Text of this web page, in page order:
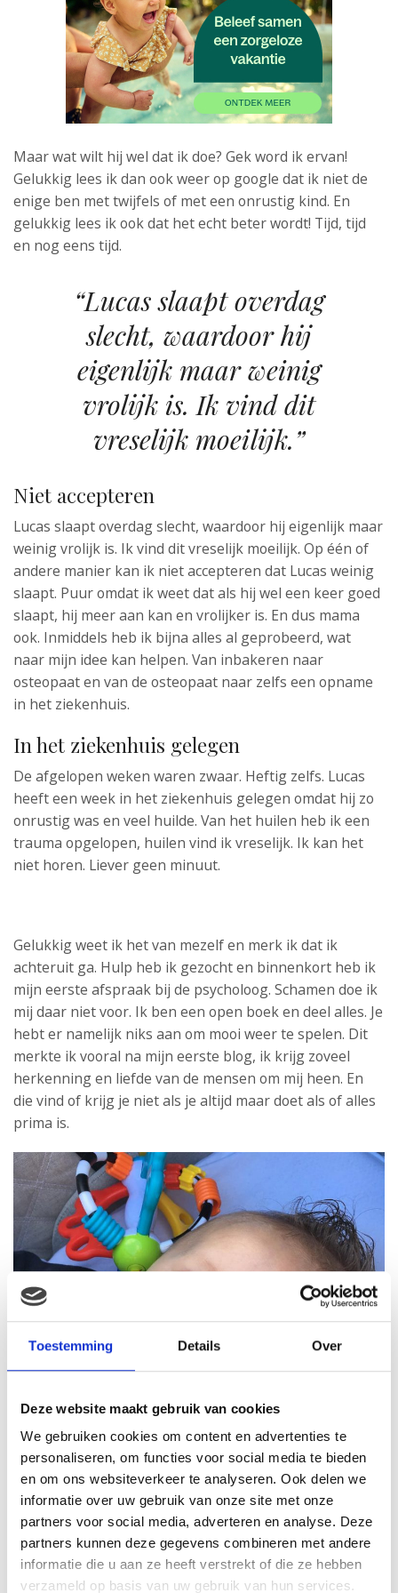
Toestemming Details Over
Deze website maakt gebruik van cookies
We gebruiken cookies om content en advertenties te
personaliseren, om functies voor social media te bieden
en om ons websiteverkeer te analyseren. Ook delen we
informatie over uw gebruik van onze site met onze
partners voor social media, adverteren en analyse. Deze
partners kunnen deze gegevens combineren met andere
informatie die u aan ze heeft verstrekt of die ze hebben
verzameld op basis van uw gebruik van hun services.
Maar wat wilt hij wel dat ik doe? Gek word ik ervan!
Gelukkig lees ik dan ook weer op google dat ik niet de
enige ben met twijfels of met een onrustig kind. En
gelukkig lees ik ook dat het echt beter wordt! Tijd, tijd
en nog eens tijd.
“Lucas slaapt overdag
slecht, waardoor hij
eigenlijk maar weinig
vrolijk is. Ik vind dit
vreselijk moeilijk.”
Niet accepteren
Lucas slaapt overdag slecht, waardoor hij eigenlijk maar
weinig vrolijk is. Ik vind dit vreselijk moeilijk. Op één of
andere manier kan ik niet accepteren dat Lucas weinig
slaapt. Puur omdat ik weet dat als hij wel een keer goed
slaapt, hij meer aan kan en vrolijker is. En dus mama
ook. Inmiddels heb ik bijna alles al geprobeerd, wat
naar mijn idee kan helpen. Van inbakeren naar
osteopaat en van de osteopaat naar zelfs een opname
in het ziekenhuis.
In het ziekenhuis gelegen
De afgelopen weken waren zwaar. Heftig zelfs. Lucas
heeft een week in het ziekenhuis gelegen omdat hij zo
onrustig was en veel huilde. Van het huilen heb ik een
trauma opgelopen, huilen vind ik vreselijk. Ik kan het
niet horen. Liever geen minuut.
Gelukkig weet ik het van mezelf en merk ik dat ik
achteruit ga. Hulp heb ik gezocht en binnenkort heb ik
mijn eerste afspraak bij de psycholoog. Schamen doe ik
mij daar niet voor. Ik ben een open boek en deel alles. Je
hebt er namelijk niks aan om mooi weer te spelen. Dit
merkte ik vooral na mijn eerste blog, ik krijg zoveel
herkenning en liefde van de mensen om mij heen. En
die vind of krijg je niet als je altijd maar doet als of alles
prima is.
Lekker even ontspannen…
Maar, laat ik mijn eerste blog vooral niet alleen gaan